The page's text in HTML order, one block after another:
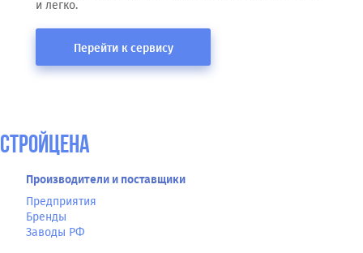
и легко.
Перейти к сервису
СтройЦена
Производители и поставщики
Предприятия
Бренды
Заводы РФ